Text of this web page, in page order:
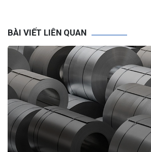
BÀI VIẾT LIÊN QUAN